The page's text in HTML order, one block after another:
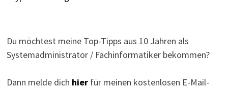
Du möchtest meine Top-Tipps aus 10 Jahren als
Systemadministrator / Fachinformatiker bekommen?
Dann melde dich hierfür meinen kostenlosen E-Mail-